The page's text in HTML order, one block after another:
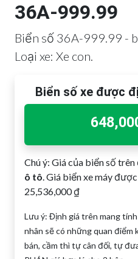
36A-999.99
Biển số 36A-999.99 -
Loại xe: Xe con.
Biển số xe được
Chú ý: Giá của biển số
ô tô. Giá biển xe máy
25,536,000 ₫
Lưu ý: Định giá trên mang
nhân sẽ có những quan điểm
bán, cầm thì tự cân đối, tự